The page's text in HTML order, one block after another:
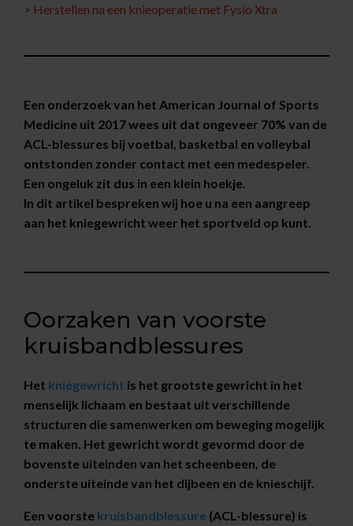
> Herstellen na een knieoperatie met Fysio Xtra
Een onderzoek van het American Journal of Sports
Medicine uit 2017 wees uit dat ongeveer 70% van de
ACL-blessures bij voetbal, basketbal en volleybal
ontstonden zonder contact met een medespeler.
Een ongeluk zit dus in een klein hoekje.
In dit artikel bespreken wij hoe u na een aangreep
aan het kniegewricht weer het sportveld op kunt.
Oorzaken van voorste
kruisbandblessures
Het kniegewricht is het grootste gewricht in het
menselijk lichaam en bestaat uit verschillende
structuren die samenwerken om beweging mogelijk
te maken. Het gewricht wordt gevormd door de
bovenste uiteinden van het scheenbeen, de
onderste uiteinde van het dijbeen en de knieschijf.
Een voorste kruisbandblessure (ACL-blessure) is